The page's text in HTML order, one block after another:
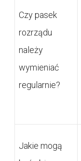
Czy pasek
rozrządu
należy
wymieniać
regularnie?
Jakie mogą